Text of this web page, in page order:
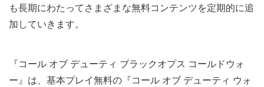
も長期にわたってさまざまな無料コンテンツを定期的に追
加していきます。
『コール オブ デューティ ブラックオプス コールドウォ
ー』は、基本プレイ無料の『コール オブ デューティ ウォ